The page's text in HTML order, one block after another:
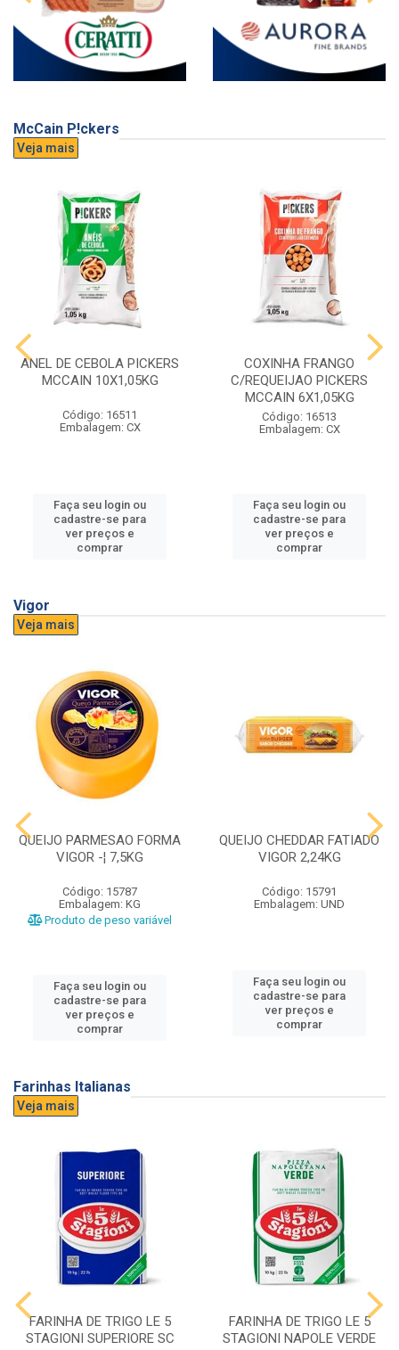
McCain P!ckers
Veja mais
ANEL DE CEBOLA PICKERS
MCCAIN 10X1,05KG
Código: 16511
Embalagem: CX
Faça seu login ou
cadastre-se para
ver preços e
comprar
COXINHA FRANGO
C/REQUEIJAO PICKERS
MCCAIN 6X1,05KG
Código: 16513
Embalagem: CX
Faça seu login ou
cadastre-se para
ver preços e
comprar
Vigor
Veja mais
QUEIJO PARMESAO FORMA
VIGOR -¦ 7,5KG
Código: 15787
Embalagem: KG
Produto de peso variável
Faça seu login ou
cadastre-se para
ver preços e
comprar
QUEIJO CHEDDAR FATIADO
VIGOR 2,24KG
Código: 15791
Embalagem: UND
Faça seu login ou
cadastre-se para
ver preços e
comprar
Farinhas Italianas
Veja mais
FARINHA DE TRIGO LE 5
STAGIONI SUPERIORE SC
FARINHA DE TRIGO LE 5
STAGIONI NAPOLE VERDE